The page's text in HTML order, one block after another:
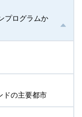
プログラムか
ドの主要都市